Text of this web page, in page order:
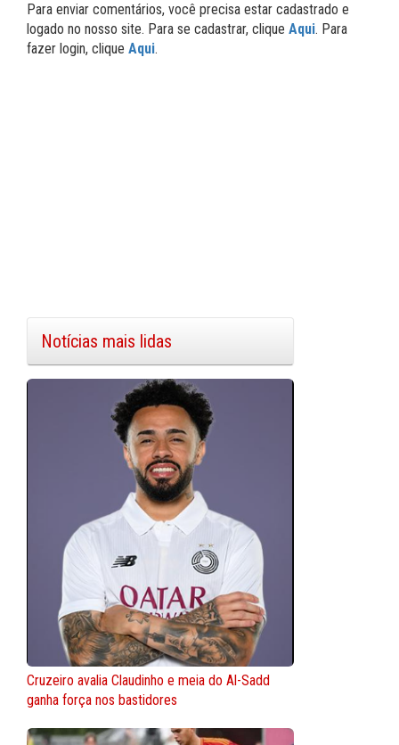
Para enviar comentários, você precisa estar cadastrado e
logado no nosso site. Para se cadastrar, clique Aqui. Para
fazer login, clique Aqui.
Notícias mais lidas
Cruzeiro avalia Claudinho e meia do Al-Sadd
ganha força nos bastidores